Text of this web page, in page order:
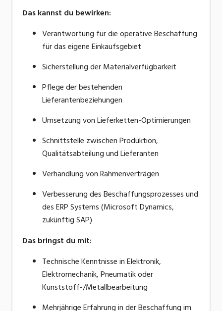
Das kannst du bewirken:
Verantwortung für die operative Beschaffung
für das eigene Einkaufsgebiet
Sicherstellung derMaterialverfügbarkeit
Pflege der bestehenden
Lieferantenbeziehungen
Umsetzung vonLieferketten-Optimierungen
Schnittstelle zwischen Produktion,
Qualitätsabteilung und Lieferanten
Verhandlung von Rahmenverträgen
Verbesserung desBeschaffungsprozessesund
des ERP Systems (Microsoft Dynamics,
zukünftig SAP)
Das bringst du mit:
Technische Kenntnisse in Elektronik,
Elektromechanik, Pneumatik oder
Kunststoff-/Metallbearbeitung
Mehrjährige Erfahrung in der Beschaffung im